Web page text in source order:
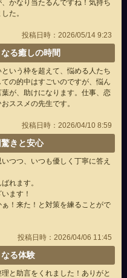
かなり当たるんですね！気持ち
た。
投稿日時：2026/05/14 9:23
る癒しの時間
いう枠を超えて、悩める人たち
の的中はすごいのですが、悩ん
が、助けになります。仕事、恋
ススメの先生です。
投稿日時：2026/04/10 8:59
きと安心
つつ、いつも優しく丁寧に答え
れます。
ます！
！来た！と対策を練ることがで
投稿日時：2026/04/06 11:45
る体験
と助言をくれました！ありがと